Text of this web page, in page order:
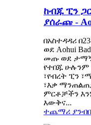
ከብጁ ፒን
ያሰራጩ -
በአስተዳዳሪ
ወደ Aohui
መጡ ወደ ታማኝ
የተበጁ ሁሉንም
፣የብረት ፒን
፣እቃ
ምርቶቻችን
እውቅና...
ተጨማሪ